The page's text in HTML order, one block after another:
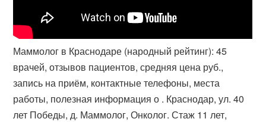
Маммолог в Краснодаре (народный рейтинг): 45
врачей, отзывов пациентов, средняя цена руб.,
запись на приём, контактные телефоны, места
работы, полезная информация о . Краснодар, ул. 40
лет Победы, д. Маммолог, Онколог. Стаж 11 лет,